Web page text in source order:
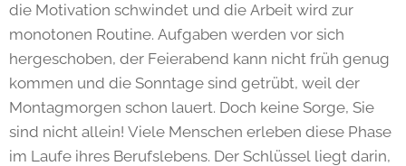
die Motivation schwindet und die Arbeit wird zur
monotonen Routine. Aufgaben werden vor sich
hergeschoben, der Feierabend kann nicht früh genug
kommen und die Sonntage sind getrübt, weil der
Montagmorgen schon lauert. Doch keine Sorge, Sie
sind nicht allein! Viele Menschen erleben diese Phase
im Laufe ihres Berufslebens. Der Schlüssel liegt darin,